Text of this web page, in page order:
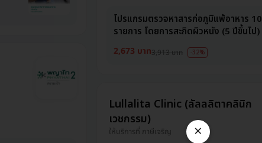
โปรแกรมตรวจหาสารก่อภูมิแพ้อาหาร 10
รายการ โดยการสะกิดผิวหนัง (5 ปีขึ้นไป)
2,673 บาท3,913 บาท -32%
Lullalita Clinic (ลัลลลิตาคลินิก
เวชกรรม)
ให้บริการที่ ภาษีเจริญ ×